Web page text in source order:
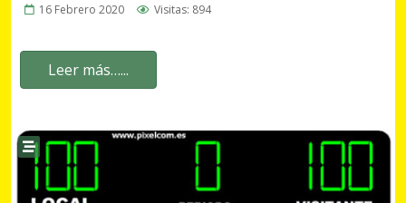
16 Febrero 2020
Visitas: 894
Leer más…...